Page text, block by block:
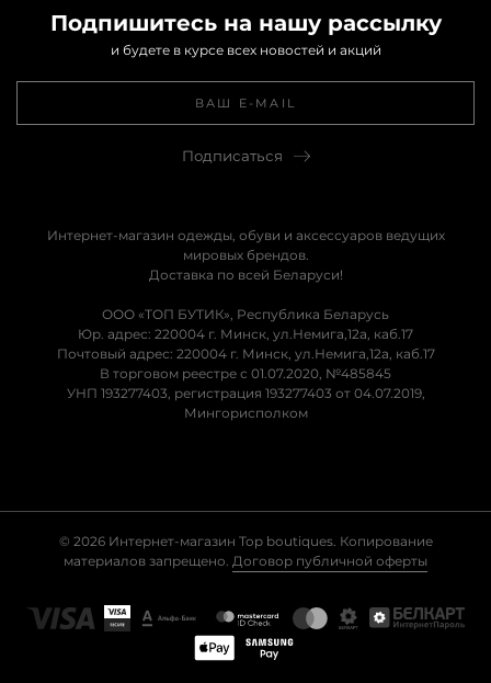
Подпишитесь на нашу рассылку
и будете в курсе всех новостей и акций
Подписаться
Интернет-магазин одежды, обуви и аксессуаров ведущих
мировых брендов.
Доставка по всей Беларуси!
ООО «ТОП БУТИК», Республика Беларусь
Юр. адрес: 220004 г. Минск, ул.Немига,12а, каб.17
Почтовый адрес: 220004 г. Минск, ул.Немига,12а, каб.17
В торговом реестре с 01.07.2020, №485845
УНП 193277403, регистрация 193277403 от 04.07.2019,
Мингорисполком
© 2026 Интернет-магазин Top boutiques. Копирование
материалов запрещено. Договор публичной оферты